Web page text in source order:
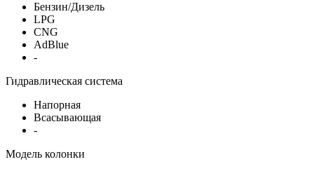
Бензин/Дизель
LPG
CNG
AdBlue
-
Гидравлическая система
Напорная
Всасывающая
-
Модель колонки